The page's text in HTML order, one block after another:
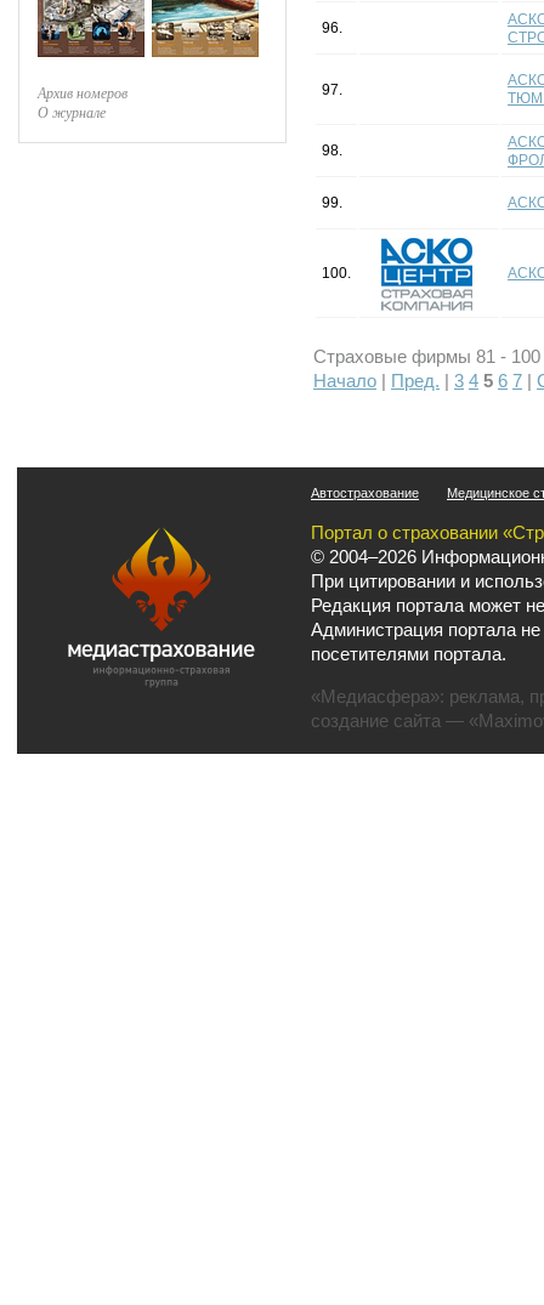
Архив номеров
О журнале
96.
97.
98.
99.
100.
Страховые фирмы 81 - 100
Начало
Пред. 3 4 5 6 7
Автострахование Медицинское
Портал о страховании
© 2004–2026
При цитировании и
Редакция портала может
Администрация портала
посетителями портала.
«Медиасфера»: реклама,
создание сайта —